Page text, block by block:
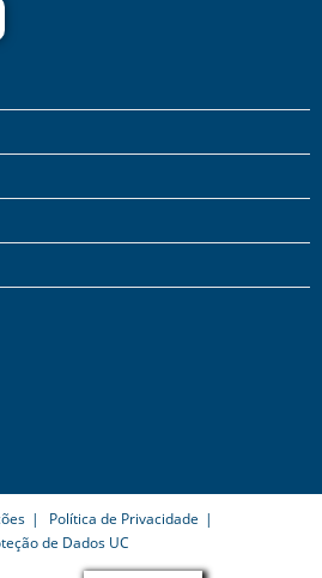
Política de Privacidade
de Dados UC